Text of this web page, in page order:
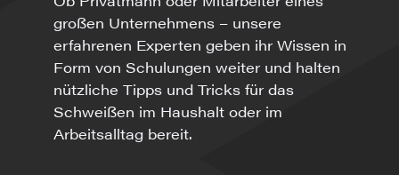
großen Unternehmens – unsere
erfahrenen Experten geben ihr Wissen in
Form von Schulungen weiter und halten
nützliche Tipps und Tricks für das
Schweißen im Haushalt oder im
Arbeitsalltag bereit.